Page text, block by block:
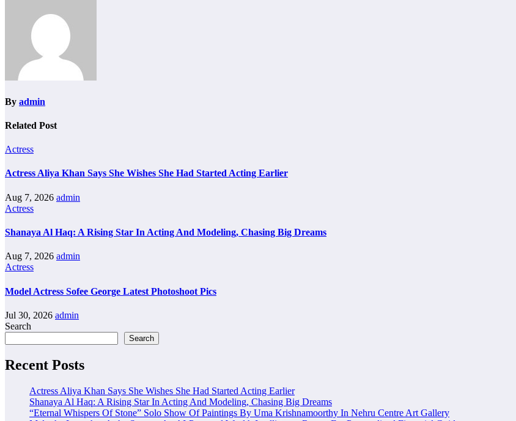
By admin
Related Post
Actress
Actress Aliya Khan Says She Wishes She Had Started Acting Earlier
Aug 7, 2026 admin
Actress
Shanaya Al Haq: A Rising Star In Acting And Modeling, Chasing Big Dreams
Aug 7, 2026 admin
Actress
Model Actress Sofee George Latest Photoshoot Pics
Jul 30, 2026 admin
Search
Search
Recent Posts
Actress Aliya Khan Says She Wishes She Had Started Acting Earlier
Shanaya Al Haq: A Rising Star In Acting And Modeling, Chasing Big Dreams
“Eternal Whispers Of Stone” Solo Show Of Paintings By Uma Krishnamoorthy In Nehru Centre Art Gallery